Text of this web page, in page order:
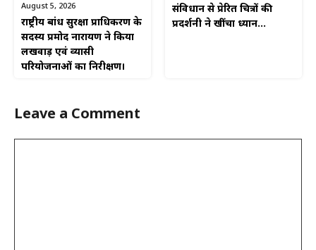
August 5, 2026
राष्ट्रीय बांध सुरक्षा प्राधिकरण के
सदस्य प्रमोद नारायण ने किया
लखवाड़ एवं व्यासी
परियोजनाओं का निरीक्षण।
संविधान से प्रेरित चित्रों की
प्रदर्शनी ने खींचा ध्यान…
Leave a Comment